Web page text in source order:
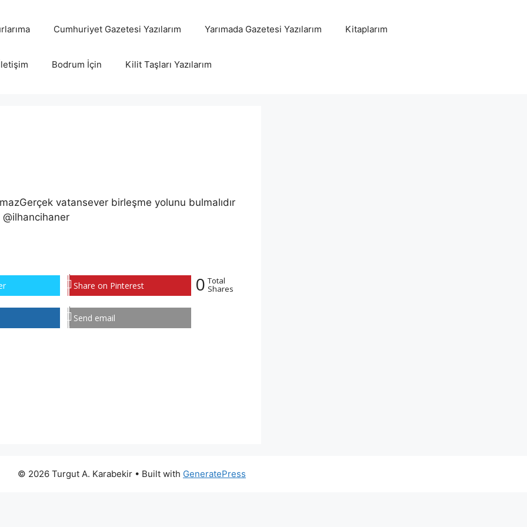
Cumhuriyet Gazetesi Yazılarım Yarımada Gazetesi Yazılarım Kitaplarım
Bodrum İçin Kilit Taşları Yazılarım
vatansever birleşme yolunu bulmalıdır
Share on Pinterest
Send email
0 Total
Shares
© 2026 Turgut A. Karabekir • Built with GeneratePress